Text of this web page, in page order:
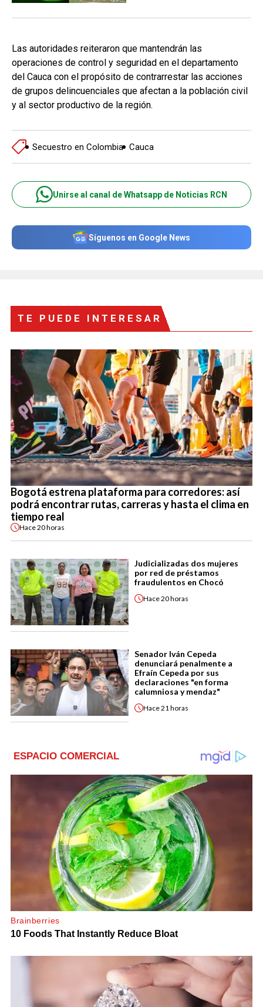
Las autoridades reiteraron que mantendrán las
operaciones de control y seguridad en el departamento
del Cauca con el propósito de contrarrestar las acciones
de grupos delincuenciales que afectan a la población civil
y al sector productivo de la región.
Secuestro en Colombia Cauca
Unirse al canal de Whatsapp de Noticias RCN
Síguenos en Google News
TE PUEDE INTERESAR
Bogotá estrena plataforma para corredores: así
podrá encontrar rutas, carreras y hasta el clima en
tiempo real
Hace20 horas
Judicializadas dos mujeres
por red de préstamos
fraudulentos en Chocó
Hace20 horas
Senador Iván Cepeda
denunciará penalmente a
Efraín Cepeda por sus
declaraciones "en forma
calumniosa y mendaz"
Hace21 horas